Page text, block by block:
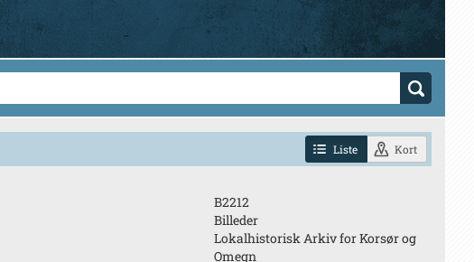
Liste Kort
B2212
Billeder
Lokalhistorisk Arkiv for Korsør og
Omegn